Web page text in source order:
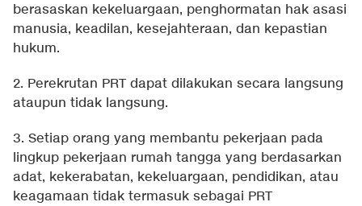
berasaskan kekeluargaan, penghormatan hak asasi
manusia, keadilan, kesejahteraan, dan kepastian
hukum.
2. Perekrutan PRT dapat dilakukan secara langsung
ataupun tidak langsung.
3. Setiap orang yang membantu pekerjaan pada
lingkup pekerjaan rumah tangga yang berdasarkan
adat, kekerabatan, kekeluargaan, pendidikan, atau
keagamaan tidak termasuk sebagai PRT